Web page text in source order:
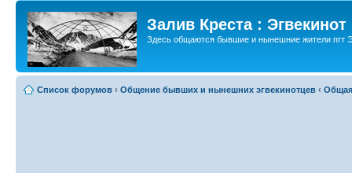
Залив Креста : Эгвекинот
Здесь общаются бывшие и нынешние жители пгт
Список форумов ‹ Общение бывших и нынешних эгвекинотцев ‹ Общая